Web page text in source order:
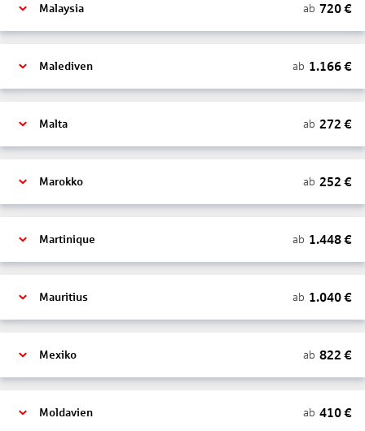
Malaysia ab 720€
Malediven ab 1.166€
Malta ab 272 €
Marokko ab 252 €
Martinique ab 1.448€
Mauritius ab 1.040€
Mexiko ab 822 €
Moldavien ab 410€